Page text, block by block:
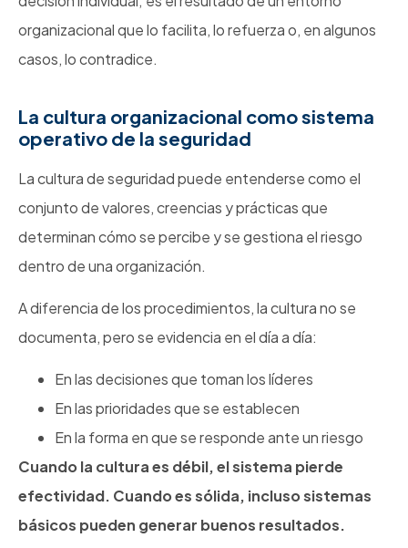
organizacional que lo facilita, lo refuerza o, en algunos
casos, lo contradice.
La cultura organizacional como sistema
operativo de la seguridad
La cultura de seguridad puede entenderse como el
conjunto de valores, creencias y prácticas que
determinan cómo se percibe y se gestiona el riesgo
dentro de una organización.
A diferencia de los procedimientos, la cultura no se
documenta, pero se evidencia en el día a día:
En las decisiones que toman los líderes
En las prioridades que se establecen
En la forma en que se responde ante un riesgo
Cuando la cultura es débil, el sistema pierde
efectividad. Cuando es sólida, incluso sistemas
básicos pueden generar buenos resultados.